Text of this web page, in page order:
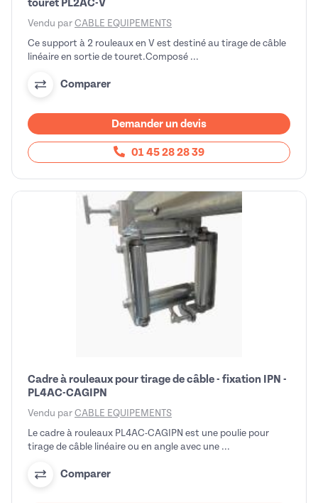
touret PL2AC-V
Vendu par CABLE EQUIPEMENTS
Ce support à 2 rouleaux en V est destiné au tirage de câble
linéaire en sortie de touret.Composé ...
Comparer
Demander un devis
01 45 28 28 39
Cadre à rouleaux pour tirage de câble - fixation IPN -
PL4AC-CAGIPN
Vendu par CABLE EQUIPEMENTS
Le cadre à rouleaux PL4AC-CAGIPN est une poulie pour
tirage de câble linéaire ou en angle avec une ...
Comparer